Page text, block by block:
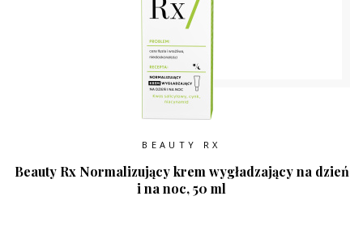
BEAUTY RX
Beauty Rx Normalizujący krem wygładzający na dzień
i na noc, 50 ml